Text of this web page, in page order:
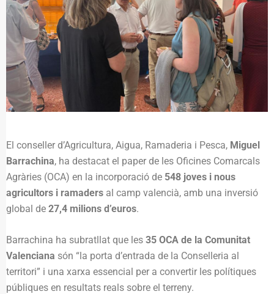
El conseller d’Agricultura, Aigua, Ramaderia i Pesca, Miguel
Barrachina, ha destacat el paper de les Oficines Comarcals
Agràries (OCA) en la incorporació de 548 joves i nous
agricultors i ramaders al camp valencià, amb una inversió
global de 27,4 milions d’euros.
Barrachina ha subratllat que les 35 OCA de la Comunitat
Valenciana són “la porta d’entrada de la Conselleria al
territori” i una xarxa essencial per a convertir les polítiques
públiques en resultats reals sobre el terreny.